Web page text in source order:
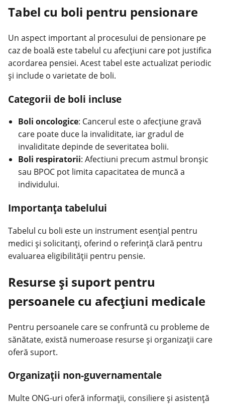
Tabel cu boli pentru pensionare
Un aspect important al procesului de pensionare pe
caz de boală este tabelul cu afecțiuni care pot justifica
acordarea pensiei. Acest tabel este actualizat periodic
și include o varietate de boli.
Categorii de boli incluse
Boli oncologice: Cancerul este o afecțiune gravă
care poate duce la invaliditate, iar gradul de
invaliditate depinde de severitatea bolii.
Boli respiratorii: Afectiuni precum astmul bronșic
sau BPOC pot limita capacitatea de muncă a
individului.
Importanța tabelului
Tabelul cu boli este un instrument esențial pentru
medici și solicitanți, oferind o referință clară pentru
evaluarea eligibilității pentru pensie.
Resurse și suport pentru
persoanele cu afecțiuni medicale
Pentru persoanele care se confruntă cu probleme de
sănătate, există numeroase resurse și organizații care
oferă suport.
Organizații non-guvernamentale
Multe ONG-uri oferă informații, consiliere și asistență